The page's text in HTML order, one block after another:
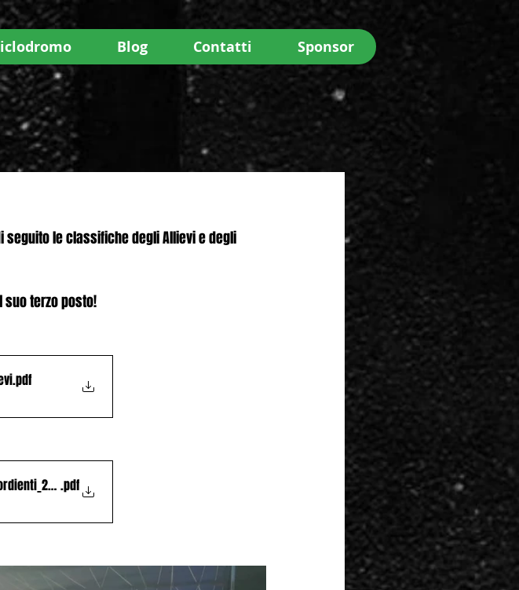
Blog Contatti Sponsor
seguito le classifiche degli Allievi e degli
suo terzo posto!
.pdf
.pdf